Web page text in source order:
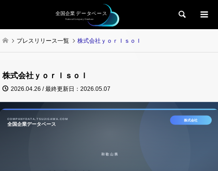
検索
プレスリリース一覧 株式会社ｙｏｒＩｓｏＩ
株式会社ｙｏｒＩｓｏＩ
2026.04.26 / 最終更新日：2026.05.07